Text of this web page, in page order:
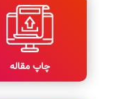
چاپ مقاله